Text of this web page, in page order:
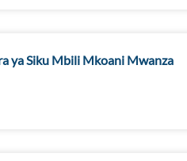
ya Siku Mbili Mkoani Mwanza